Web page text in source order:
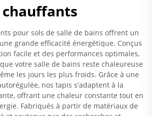
chauffants
pour sols de salle de bains offrent un
grande efficacité énergétique. Conçus
facile et des performances optimales,
votre salle de bains reste chaleureuse
les jours les plus froids. Grâce à une
nos tapis s'adaptent à la
offrant une chaleur constante tout en
Fabriqués à partir de matériaux de